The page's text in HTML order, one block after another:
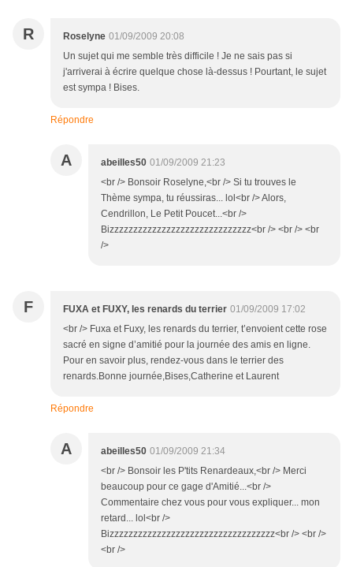
R Roselyne 01/09/2009 20:08
Un sujet qui me semble très difficile ! Je ne sais pas si
j'arriverai à écrire quelque chose là-dessus ! Pourtant, le sujet
est sympa ! Bises.
Répondre
A abeilles50 01/09/2009 21:23
<br /> Bonsoir Roselyne,<br /> Si tu trouves le
Thème sympa, tu réussiras... lol<br /> Alors,
Cendrillon, Le Petit Poucet...<br />
Bizzzzzzzzzzzzzzzzzzzzzzzzzzzzzz<br /> <br /> <br
/>
F FUXA et FUXY, les renards du terrier 01/09/2009 17:02
<br /> Fuxa et Fuxy, les renards du terrier, t’envoient cette rose
sacré en signe d’amitié pour la journée des amis en ligne.
Pour en savoir plus, rendez-vous dans le terrier des
renards.Bonne journée,Bises,Catherine et Laurent
Répondre
A abeilles50 01/09/2009 21:34
<br /> Bonsoir les P'tits Renardeaux,<br /> Merci
beaucoup pour ce gage d'Amitié...<br />
Commentaire chez vous pour vous expliquer... mon
retard... lol<br />
Bizzzzzzzzzzzzzzzzzzzzzzzzzzzzzzzzzzz<br /> <br />
<br />